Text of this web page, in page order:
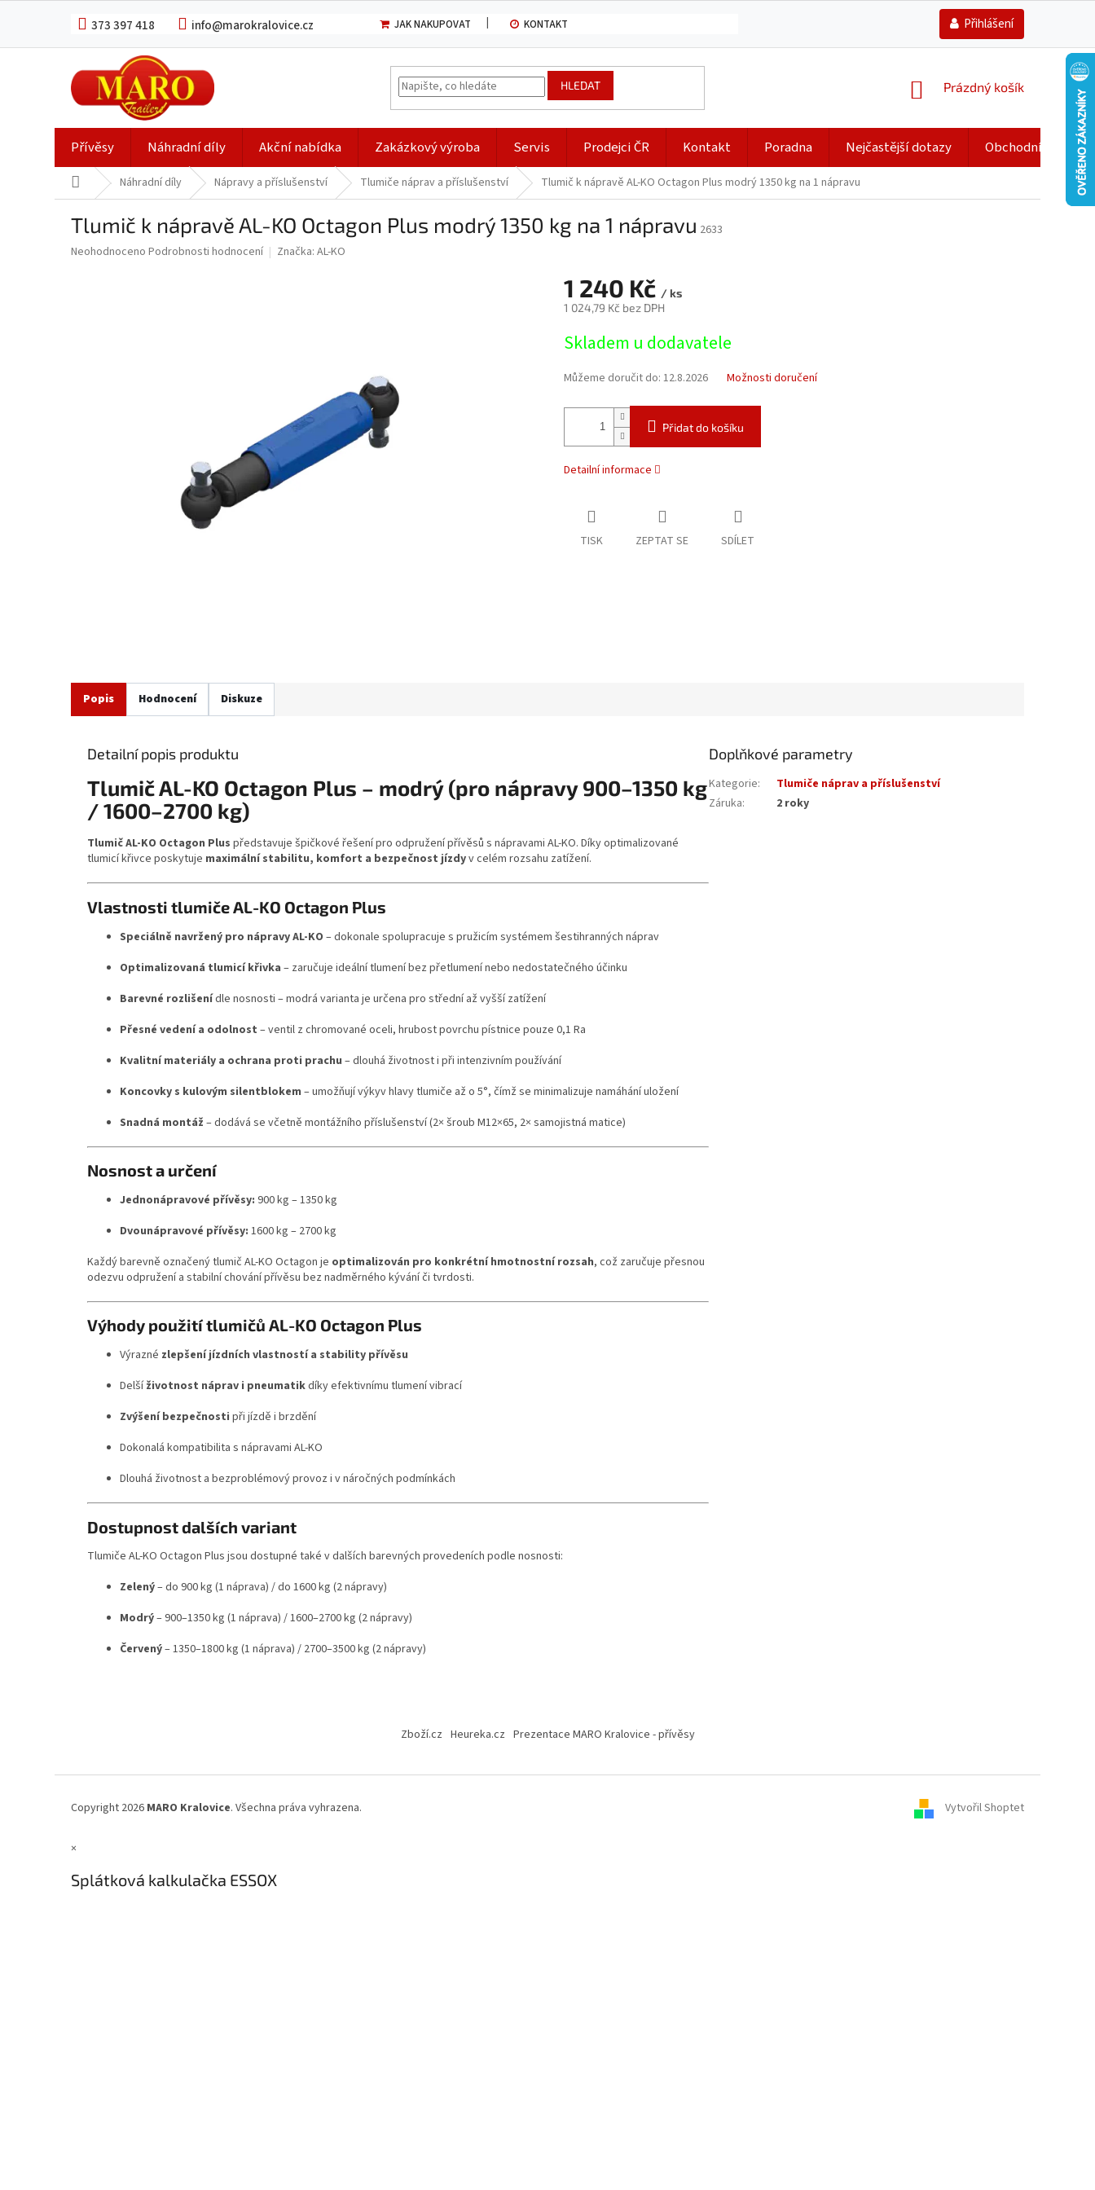
373 397 418 info@marokralovice.cz JAK NAKUPOVAT KONTAKT Přihlášení
HLEDAT
NÁKUPNÍ
Prázdný košík
Přívěsy Náhradní díly Akční nabídka Zakázkový výroba Servis Prodejci ČR Kontakt Poradna Nejčastější dotazy Obchodní
Domů Náhradní díly Nápravy a příslušenství Tlumiče náprav a příslušenství Tlumič k nápravě AL-KO Octagon Plus modrý 1350 kg na 1 nápravu
Tlumič k nápravě AL-KO Octagon Plus modrý 1350 kg na 1 nápravu 2633
Průměrné
Neohodnoceno Podrobnosti hodnocení Značka: AL-KO
1 240 Kč / ks
1 024,79 Kč bez DPH
cena:
Skladem u dodavatele
Můžeme doručit do: 12.8.2026 Možnosti doručení
Přidat do košíku
Detailní informace
TISK ZEPTAT SE SDÍLET
Popis Hodnocení Diskuze
Detailní popis produktu
Tlumič AL-KO Octagon Plus – modrý (pro nápravy 900–1350 kg
/ 1600–2700 kg)
Tlumič AL-KO Octagon Plus představuje špičkové řešení pro odpružení přívěsů s nápravami AL-KO. Díky optimalizované
tlumicí křivce poskytuje maximální stabilitu, komfort a bezpečnost jízdyv celém rozsahu zatížení.
Vlastnosti tlumiče AL-KO Octagon Plus
Speciálně navržený pro nápravy AL-KO – dokonale spolupracuje s pružicím systémem šestihranných náprav
Optimalizovaná tlumicí křivka – zaručuje ideální tlumení bez přetlumení nebo nedostatečného účinku
Barevné rozlišenídle nosnosti – modrá varianta je určena pro střední až vyšší zatížení
Přesné vedení a odolnost – ventil z chromované oceli, hrubost povrchu pístnice pouze 0,1 Ra
Kvalitní materiály a ochrana proti prachu – dlouhá životnost i při intenzivním používání
Koncovky s kulovým silentblokem – umožňují výkyv hlavy tlumiče až o 5°, čímž se minimalizuje namáhání uložení
Snadná montáž – dodává se včetně montážního příslušenství (2× šroub M12×65, 2× samojistná matice)
Nosnost a určení
Jednonápravové přívěsy: 900 kg – 1350 kg
Dvounápravové přívěsy: 1600 kg – 2700 kg
Každý barevně označený tlumič AL-KO Octagon je optimalizován pro konkrétní hmotnostní rozsah, což zaručuje přesnou
odezvu odpružení a stabilní chování přívěsu bez nadměrného kývání či tvrdosti.
Výhody použití tlumičů AL-KO Octagon Plus
Výrazné zlepšení jízdních vlastností a stability přívěsu
Delšíživotnost náprav i pneumatikdíky efektivnímu tlumení vibrací
Zvýšení bezpečnosti při jízdě i brzdění
Dokonalá kompatibilita s nápravami AL-KO
Dlouhá životnost a bezproblémový provoz i v náročných podmínkách
Dostupnost dalších variant
Tlumiče AL-KO Octagon Plus jsou dostupné také v dalších barevných provedeních podle nosnosti:
Zelený– do 900 kg (1 náprava) / do 1600 kg (2 nápravy)
Modrý– 900–1350 kg (1 náprava) / 1600–2700 kg (2 nápravy)
Červený– 1350–1800 kg (1 náprava) / 2700–3500 kg (2 nápravy)
Doplňkové parametry
Kategorie:
Tlumiče náprav a příslušenství
Záruka: 2 roky
Zboží.cz Heureka.cz Prezentace MARO Kralovice - přívěsy
Vytvořil Shoptet
Copyright 2026 MARO Kralovice. Všechna práva vyhrazena.
×
Splátková kalkulačka ESSOX